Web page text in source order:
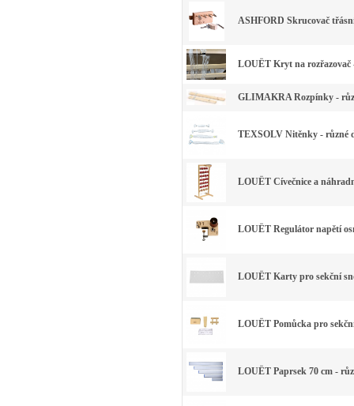
ASHFORD Skrucovač
LOUËT Kryt na rozřazovač
GLIMAKRA Rozpínky -
TEXSOLV Nitěnky - různé
LOUËT Cívečnice a
LOUËT Regulátor napětí
LOUËT Karty pro sekční
LOUËT Pomůcka pro
LOUËT Paprsek 70 cm -